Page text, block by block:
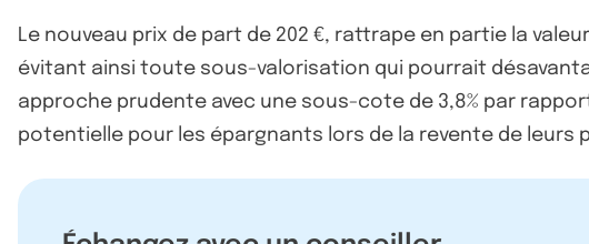
Le nouveau prix de part de 202 €, rattrape en partie la
évitant ainsi toute sous-valorisation qui pourrait
approche prudente avec une sous-cote de 3,8% par
potentielle pour les épargnants lors de la revente de